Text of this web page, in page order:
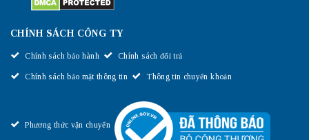
CHÍNH SÁCH CÔNG TY
Chính sách bảo hành Chính sách đổi trả
Chính sách bảo mật thông tin Thông tin chuyển khoản
Phương thức vận chuyển